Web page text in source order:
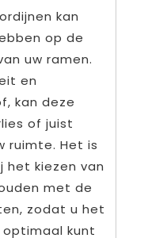
kan
op de
uw ramen.
en
kan deze
of juist
ruimte. Het is
het kiezen van
met de
zodat u het
kunt